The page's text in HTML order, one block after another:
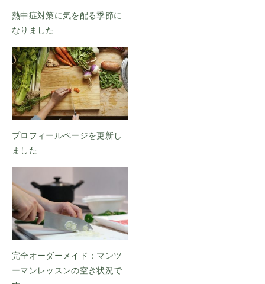
熱中症対策に気を配る季節に
なりました
プロフィールページを更新し
ました
完全オーダーメイド：マンツ
ーマンレッスンの空き状況で